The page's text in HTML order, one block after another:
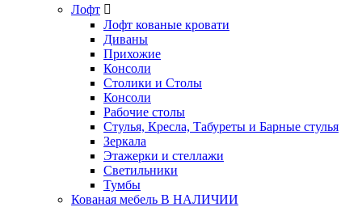
Лофт
Лофт кованые кровати
Диваны
Прихожие
Консоли
Столики и Столы
Консоли
Рабочие столы
Стулья, Кресла, Табуреты и Барные стулья
Зеркала
Этажерки и стеллажи
Светильники
Тумбы
Кованая мебель В НАЛИЧИИ